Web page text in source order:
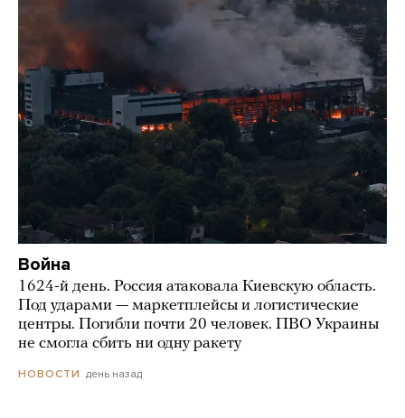
Война
1624-й день. Россия атаковала Киевскую область.
Под ударами — маркетплейсы и логистические
центры. Погибли почти 20 человек. ПВО Украины
не смогла сбить ни одну ракету
НОВОСТИ день назад